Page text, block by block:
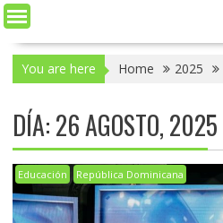
You are here Home 2025
DÍA:26 AGOSTO, 2025
Educación República Dominicana